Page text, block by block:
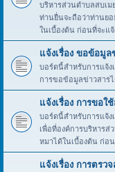
บริหารส่วนตำบลสบเ
ท่านยื่นจะถือว่าท่านย
ในเบื้องต้น ก่อนที่จะแจ้
แจ้งเรื่อง ขอข้อมูล
บอร์ดนี้สำหรับการแจ้ง
การขอข้อมูลข่าวสารไ
แจ้งเรื่อง การขอใ
บอร์ดนี้สำหรับการแจ้ง
เพื่อที่องค์การบริหารส่
หมาได้ในเบื้องต้น ก่อ
แจ้งเรื่อง การตรว